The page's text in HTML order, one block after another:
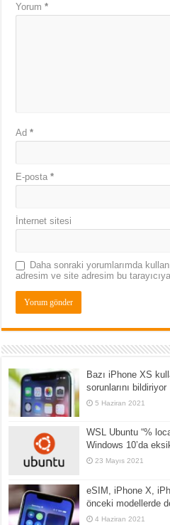
Yorum*
Ad*
E-posta*
İnternet sitesi
Daha sonraki yorumlarımda
adresim ve site adresim bu
Bazı iPhone XS
sorunlarını bildiriyor
5 Haziran 2021
WSL Ubuntu “%
Windows 10’da
23 Mayıs 2021
eSIM, iPhone X,
önceki modellerde
4 Haziran 2021